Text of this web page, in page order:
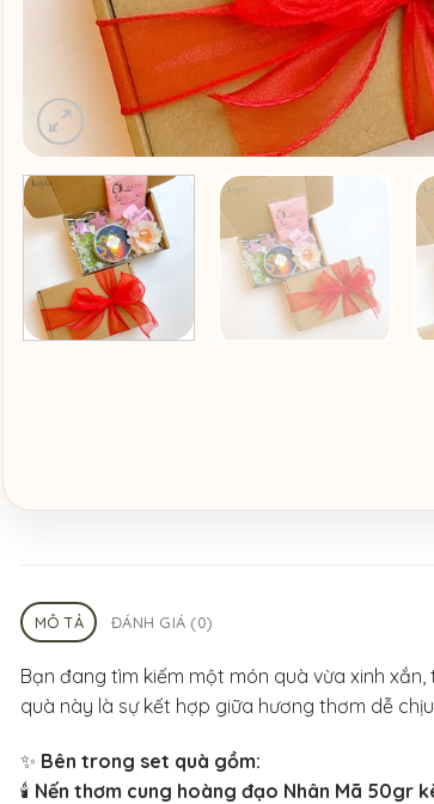
MÔ TẢ ĐÁNH GIÁ (0)
Bạn đang tìm kiếm một món quà vừa xinh
quà này là sự kết hợp giữa hương thơm dễ
✨ Bên trong set quà gồm:
🕯 Nến thơm cung hoàng đạo Nhân Mã 50gr